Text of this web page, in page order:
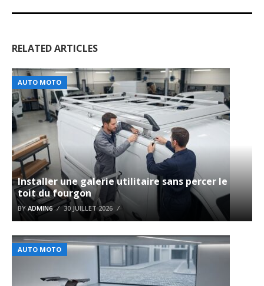
RELATED ARTICLES
AUTO MOTO
Installer une galerie utilitaire sans percer le
toit du fourgon
BY ADMIN6 30 JUILLET 2026
AUTO MOTO